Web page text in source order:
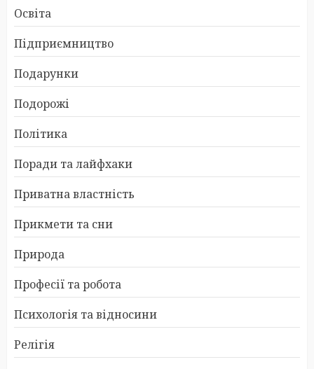
Освіта
Підприємництво
Подарунки
Подорожі
Політика
Поради та лайфхаки
Приватна властність
Прикмети та сни
Природа
Професії та робота
Психологія та відносини
Релігія